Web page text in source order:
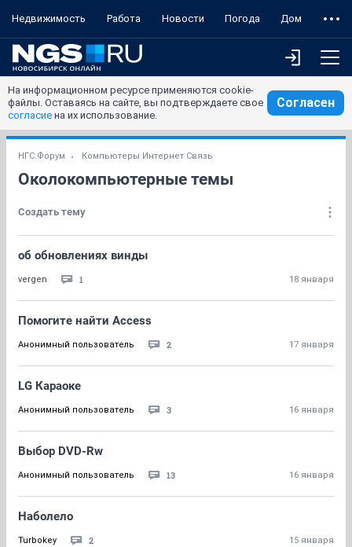
Недвижимость Работа Новости Погода Дом
На информационном ресурсе применяются cookie-
файлы. Оставаясь на сайте, вы подтверждаете свое
согласие на их использование.
Согласен
НГС.Форум Компьютеры Интернет Связь
Околокомпьютерные темы
Создать тему
об обновлениях винды
vergen 1 18 января
Помогите найти Access
Анонимный пользователь 2 17 января
LG Караоке
Анонимный пользователь 3 16 января
Выбор DVD-Rw
Анонимный пользователь 13 16 января
Наболело
Turbokey 2 15 января